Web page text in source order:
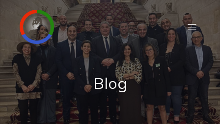
Blog